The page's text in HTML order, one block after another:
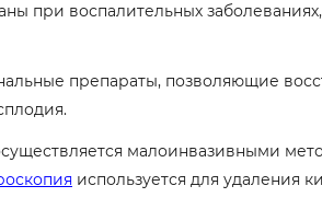
при воспалительных
препараты, позволяющие
малоинвазивными
используется для удаления